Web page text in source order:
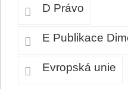
D Právo
E Publikace
Evropská unie